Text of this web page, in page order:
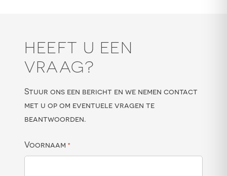
HEEFT U EEN
VRAAG?
Stuur ons een bericht en we nemen contact
met u op om eventuele vragen te
beantwoorden.
Voornaam *